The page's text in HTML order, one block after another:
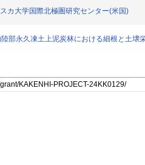
カ大学国際北極圏研究センター(米国)
部永久凍土上泥炭林における細根と土壌